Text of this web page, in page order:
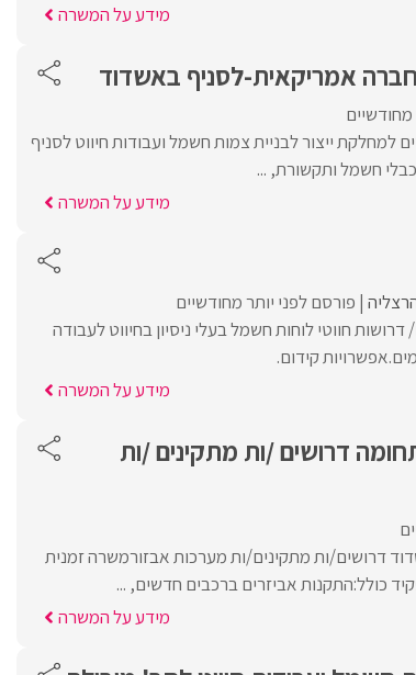
מידע על המשרה
אמריקאית-לסניף באשדוד
מחודשיים
ייצור לבניית צמות חשמל ועבודות חיווט לסניף
חשמל ותקשורת, ...
מידע על המשרה
פורסם לפני יותר מחודשיים
חווטי לוחות חשמל בעלי ניסיון בחיווט לעבודה
קידום.
מידע על המשרה
דרושים /ות מתקינים /ות
דרושים/ות מתקינים/ות מערכות אבזורמשרה זמנית
כולל:התקנות אביזרים ברכבים חדשים, ...
מידע על המשרה